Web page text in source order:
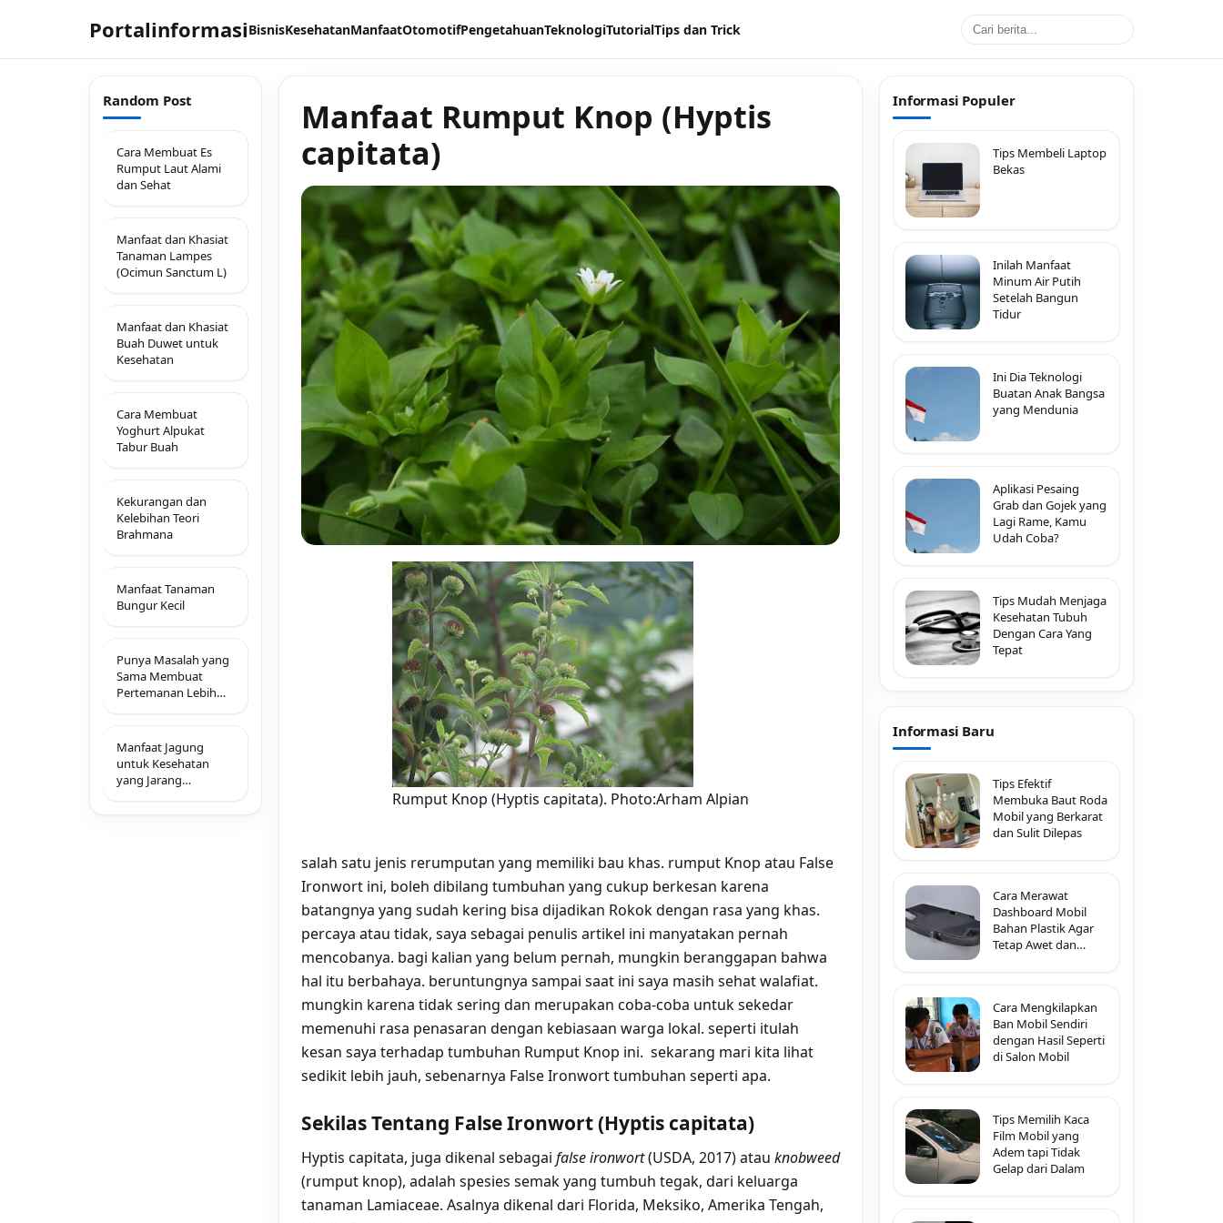
PortalinformasiBisnisKesehatanManfaatOtomotifPengetahuanTeknologiTutorialTips dan Trick
Random Post
Cara Membuat Es
Rumput Laut Alami
dan Sehat
Manfaat dan Khasiat
Tanaman Lampes
(Ocimun Sanctum L)
Manfaat dan Khasiat
Buah Duwet untuk
Kesehatan
Cara Membuat
Yoghurt Alpukat
Tabur Buah
Kekurangan dan
Kelebihan Teori
Brahmana
Manfaat Tanaman
Bungur Kecil
Punya Masalah yang
Sama Membuat
Pertemanan Lebih
Manfaat Jagung
untuk Kesehatan
yang Jarang
Manfaat Rumput Knop (Hyptis
capitata)
Rumput Knop (Hyptis capitata). Photo:Arham Alpian
salah satu jenis rerumputan yang memiliki bau khas. rumput Knop atau False
Ironwort ini, boleh dibilang tumbuhan yang cukup berkesan karena
batangnya yang sudah kering bisa dijadikan Rokok dengan rasa yang khas.
percaya atau tidak, saya sebagai penulis artikel ini manyatakan pernah
mencobanya. bagi kalian yang belum pernah, mungkin beranggapan bahwa
hal itu berbahaya. beruntungnya sampai saat ini saya masih sehat walafiat.
mungkin karena tidak sering dan merupakan coba-coba untuk sekedar
memenuhi rasa penasaran dengan kebiasaan warga lokal. seperti itulah
kesan saya terhadap tumbuhan Rumput Knop ini. sekarang mari kita lihat
sedikit lebih jauh, sebenarnya False Ironwort tumbuhan seperti apa.
Sekilas Tentang False Ironwort (Hyptis capitata)
Hyptis capitata, juga dikenal sebagai false ironwort(USDA, 2017) atau knobweed
(rumput knop), adalah spesies semak yang tumbuh tegak, dari keluarga
tanaman Lamiaceae. Asalnya dikenal dari Florida, Meksiko, Amerika Tengah,
Informasi Populer
Tips Membeli Laptop
Bekas
Inilah Manfaat
Minum Air Putih
Setelah Bangun
Tidur
Ini Dia Teknologi
Buatan Anak Bangsa
yang Mendunia
Aplikasi Pesaing
Grab dan Gojek yang
Lagi Rame, Kamu
Udah Coba?
Tips Mudah Menjaga
Kesehatan Tubuh
Dengan Cara Yang
Tepat
Informasi Baru
Tips Efektif
Membuka Baut Roda
Mobil yang Berkarat
dan Sulit Dilepas
Cara Merawat
Dashboard Mobil
Bahan Plastik Agar
Tetap Awet dan
Cara Mengkilapkan
Ban Mobil Sendiri
dengan Hasil Seperti
di Salon Mobil
Tips Memilih Kaca
Film Mobil yang
Adem tapi Tidak
Gelap dari Dalam